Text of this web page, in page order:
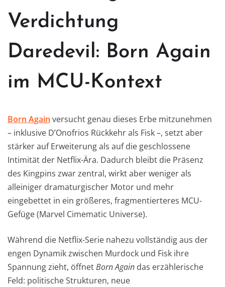
Verdichtung
Daredevil: Born Again
im MCU-Kontext
Born Again versucht genau dieses Erbe mitzunehmen
– inklusive D’Onofrios Rückkehr als Fisk –, setzt aber
stärker auf Erweiterung als auf die geschlossene
Intimität der Netflix-Ära. Dadurch bleibt die Präsenz
des Kingpins zwar zentral, wirkt aber weniger als
alleiniger dramaturgischer Motor und mehr
eingebettet in ein größeres, fragmentierteres MCU-
Gefüge (Marvel Cimematic Universe).
Während die Netflix-Serie nahezu vollständig aus der
engen Dynamik zwischen Murdock und Fisk ihre
Spannung zieht, öffnetBorn Again das erzählerische
Feld: politische Strukturen, neue